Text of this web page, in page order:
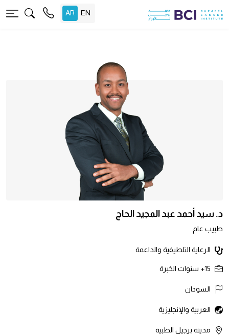
د. سيد أحمد عبد المجيد الحاج
طبيب عام
الرعاية التلطيفية والداعمة
15+ سنوات الخبرة
السودان
العربية والإنجليزية
مدينة برجيل الطبية